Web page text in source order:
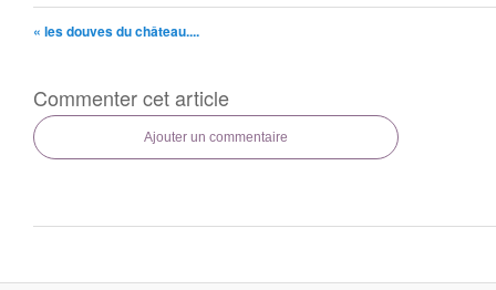
« les douves du château....
Commenter cet article
Ajouter un commentaire